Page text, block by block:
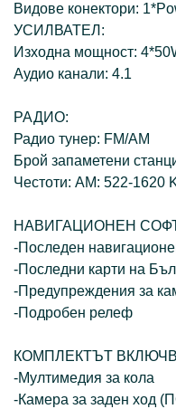
Видове конектори:
УСИЛВАТЕЛ:
Изходна мощност:
Аудио канали: 4.1
РАДИО:
Радио тунер: FM/AM
Брой запаметени
Честоти: AM: 522-1620
НАВИГАЦИОНЕН
-Последен
-Последни карти на
-Предупреждения за
-Подробен релеф
КОМПЛЕКТЪТ
-Мултимедия за кола
-Камера за заден ход